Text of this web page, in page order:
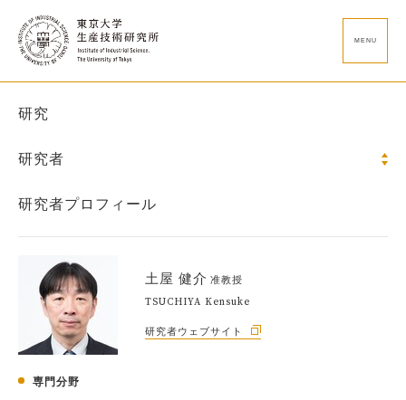
MENU
研究
研究者
研究者プロフィール
土屋 健介 准教授
TSUCHIYA Kensuke
研究者ウェブサイト
専門分野